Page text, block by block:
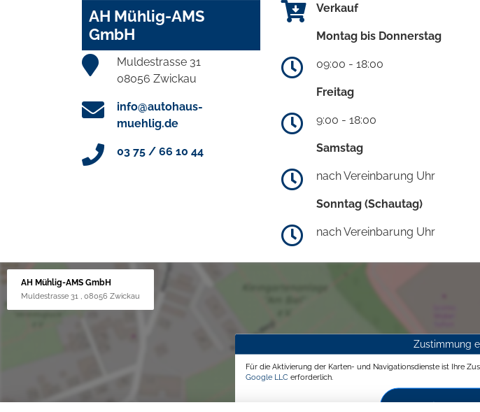
AH Mühlig-AMS
GmbH
Muldestrasse 31
08056 Zwickau
info@autohaus-
muehlig.de
03 75 / 66 10 44
Verkauf
Montag bis Donnerstag
09:00 - 18:00
Freitag
9:00 - 18:00
Samstag
nach Vereinbarung Uhr
Sonntag (Schautag)
nach Vereinbarung Uhr
AH Mühlig-AMS GmbH
Muldestrasse 31 , 08056 Zwickau
Zustimmung
Für die Aktivierung der Karten- und Navigationsdienste ist Ihre
Google LLC erforderlich.
Zustimmen